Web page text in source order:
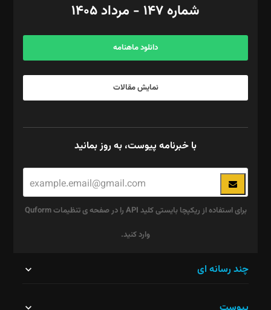
آگهی و مشترکین: ۰۹۱۹۹۹۹۰۴۵۴
شماره ۱۴۷ - مرداد ۱۴۰۵
دانلود ماهنامه
نمایش مقالات
با خبرنامه پیوست، به روز بمانید
برای استفاده از ریکپچا بایستی کلید API را در صفحه ی تنظیمات Quform
وارد کنید.
چند رسانه ای